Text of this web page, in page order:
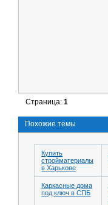
Страница:1
Похожие темы
Купить
стройматериалы
в Харькове
Каркасные дома
под ключ в СПБ